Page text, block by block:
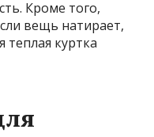
Кроме того,
вещь натирает,
куртка